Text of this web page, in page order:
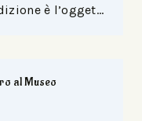
è l’ogget…
al Museo